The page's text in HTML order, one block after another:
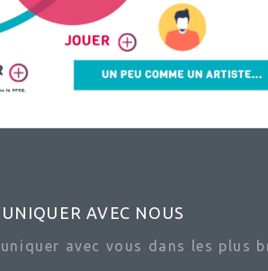
AVEC NOUS
avec vous dans les plus